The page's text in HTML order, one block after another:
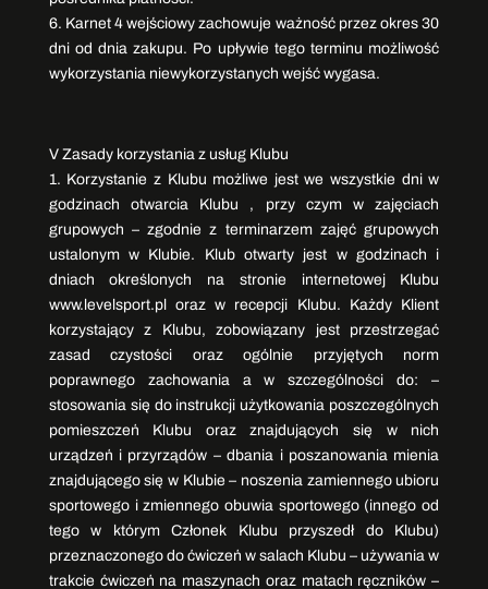
6. Karnet 4 wejściowy zachowuje ważność przez okres 30
dni od dnia zakupu. Po upływie tego terminu możliwość
wykorzystania niewykorzystanych wejść wygasa.
V Zasady korzystania z usług Klubu
1. Korzystanie z Klubu możliwe jest we wszystkie dni w
godzinach otwarcia Klubu , przy czym w zajęciach
grupowych – zgodnie z terminarzem zajęć grupowych
ustalonym w Klubie. Klub otwarty jest w godzinach i
dniach określonych na stronie internetowej Klubu
www.levelsport.pl oraz w recepcji Klubu. Każdy Klient
korzystający z Klubu, zobowiązany jest przestrzegać
zasad czystości oraz ogólnie przyjętych norm
poprawnego zachowania a w szczególności do: –
stosowania się do instrukcji użytkowania poszczególnych
pomieszczeń Klubu oraz znajdujących się w nich
urządzeń i przyrządów – dbania i poszanowania mienia
znajdującego się w Klubie – noszenia zamiennego ubioru
sportowego i zmiennego obuwia sportowego (innego od
tego w którym Członek Klubu przyszedł do Klubu)
przeznaczonego do ćwiczeń w salach Klubu – używania w
trakcie ćwiczeń na maszynach oraz matach ręczników –